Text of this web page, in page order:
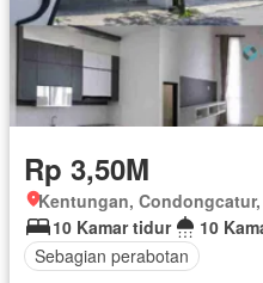
Rp 3,50M
10 Kamar tidur
10
Sebagian perabotan